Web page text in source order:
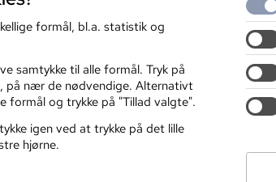
Søger du aftenskolekurser? Besøg
aftenskole.aof.dk
formål, bl.a. statistik og
samtykke til alle formål. Tryk på
på nær de nødvendige. Alternativt
formål og trykke på "Tillad valgte".
igen ved at trykke på det lille
hjørne.